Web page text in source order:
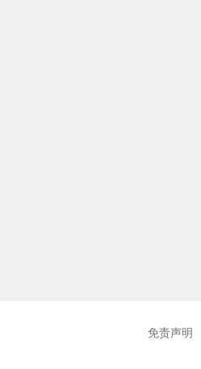
免责声明